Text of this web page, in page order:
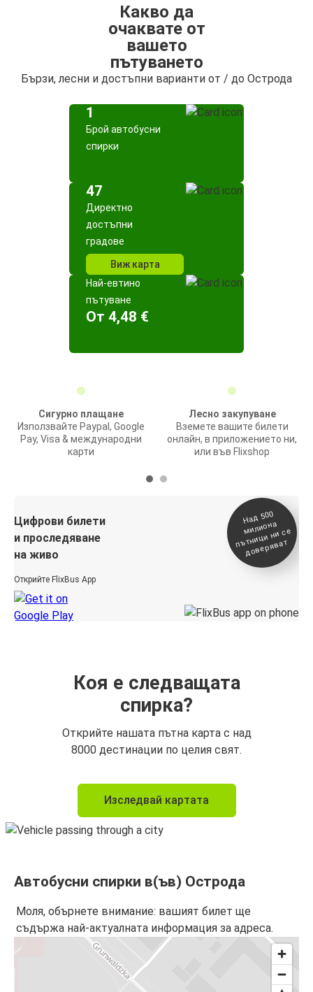
Какво да
очаквате от
вашето
пътуването
Бързи, лесни и достъпни варианти от / до Острода
1
Брой автобусни
спирки
47
Директно
достъпни
градове
Виж карта
Най-евтино
пътуване
Oт 4,48 €
Сигурно плащане
Използвайте Paypal, Google
Pay, Visa & международни
карти
Лесно закупуване
Вземете вашите билети
онлайн, в приложението ни,
или във Flixshop
Цифрови билети
и проследяване
на живо
Открийте FlixBus App
На
д 500
милиона
п
ътници ни се
доверяват
Коя е следващата
спирка?
Открийте нашата пътна карта с над
8000 дестинации по целия свят.
Изследвай картата
Автобусни спирки в(ъв) Острода
Моля, обърнете внимание: вашият билет ще
съдържа най-актуалната информация за адреса.